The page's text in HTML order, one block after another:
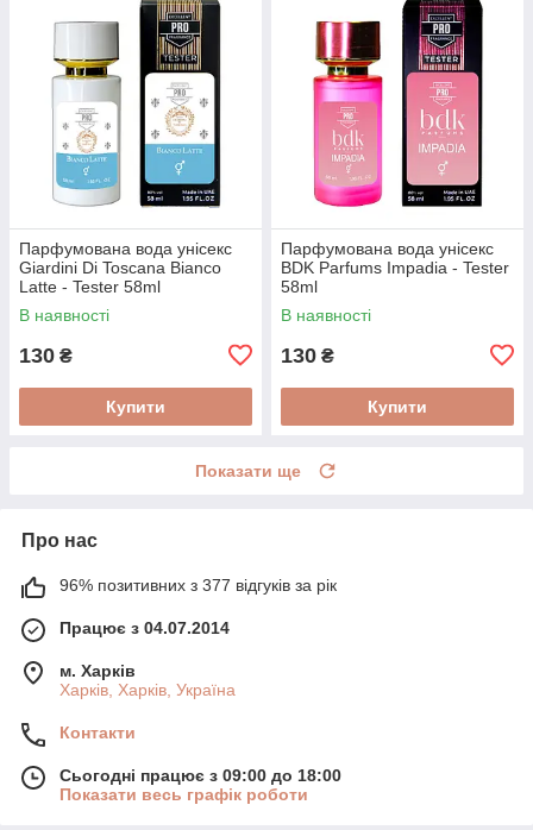
Парфумована вода унісекс
Giardini Di Toscana Bianco
Latte - Tester 58ml
В наявності
130 ₴
Купити
Парфумована вода унісекс
BDK Parfums Impadia - Tester
58ml
В наявності
130 ₴
Купити
Показати ще
Про нас
96% позитивних з 377 відгуків за рік
Працює з 04.07.2014
м. Харків
Харків, Харків, Україна
Контакти
Сьогодні працює з 09:00 до 18:00
Показати весь графік роботи